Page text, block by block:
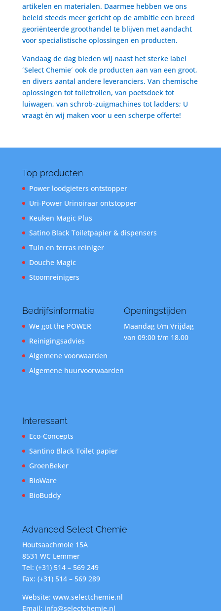
artikelen en materialen. Daarmee hebben we ons
beleid steeds meer gericht op de ambitie een breed
georiënteerde groothandel te blijven met aandacht
voor specialistische oplossingen en producten.
Vandaag de dag bieden wij naast het sterke label
´Select Chemie´ ook de producten aan van een groot,
en divers aantal andere leveranciers. Van chemische
oplossingen tot toiletrollen, van poetsdoek tot
luiwagen, van schrob-zuigmachines tot ladders; U
vraagt èn wij maken voor u een scherpe offerte!
Top producten
Power loodgieters ontstopper
Uri-Power Urinoiraar ontstopper
Keuken Magic Plus
Satino Black Toiletpapier & dispensers
Tuin en terras reiniger
Douche Magic
Stoomreinigers
Bedrijfsinformatie
We got the POWER
Reinigingsadvies
Algemene voorwaarden
Algemene huurvoorwaarden
Openingstijden
Maandag t/m Vrijdag
van 09:00 t/m 18.00
Interessant
Eco-Concepts
Santino Black Toilet papier
GroenBeker
BioWare
BioBuddy
Advanced Select Chemie
Houtsaachmole 15A
8531 WC Lemmer
Tel: (+31) 514 – 569 249
Fax: (+31) 514 – 569 289
Website: www.selectchemie.nl
Email: info@selectchemie.nl